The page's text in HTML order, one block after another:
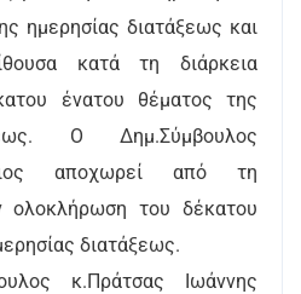
ημερησίας διατάξεως και
κατά τη διάρκεια
ένατου θέματος της
Ο Δημ.Σύμβουλος
αποχωρεί από τη
ολοκλήρωση του δέκατου
διατάξεως.
κ.Πράτσας Ιωάννης